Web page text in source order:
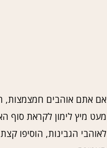
אם אתם אוהבים חמצמצות,
מעט מיץ לימון לקראת סוף
לאוהבי הגבינות, הוסיפו